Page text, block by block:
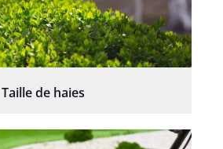
Taille de haies